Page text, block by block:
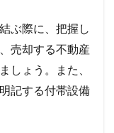
ぶ際に、把握し
売却する不動産
しょう。また、
記する付帯設備